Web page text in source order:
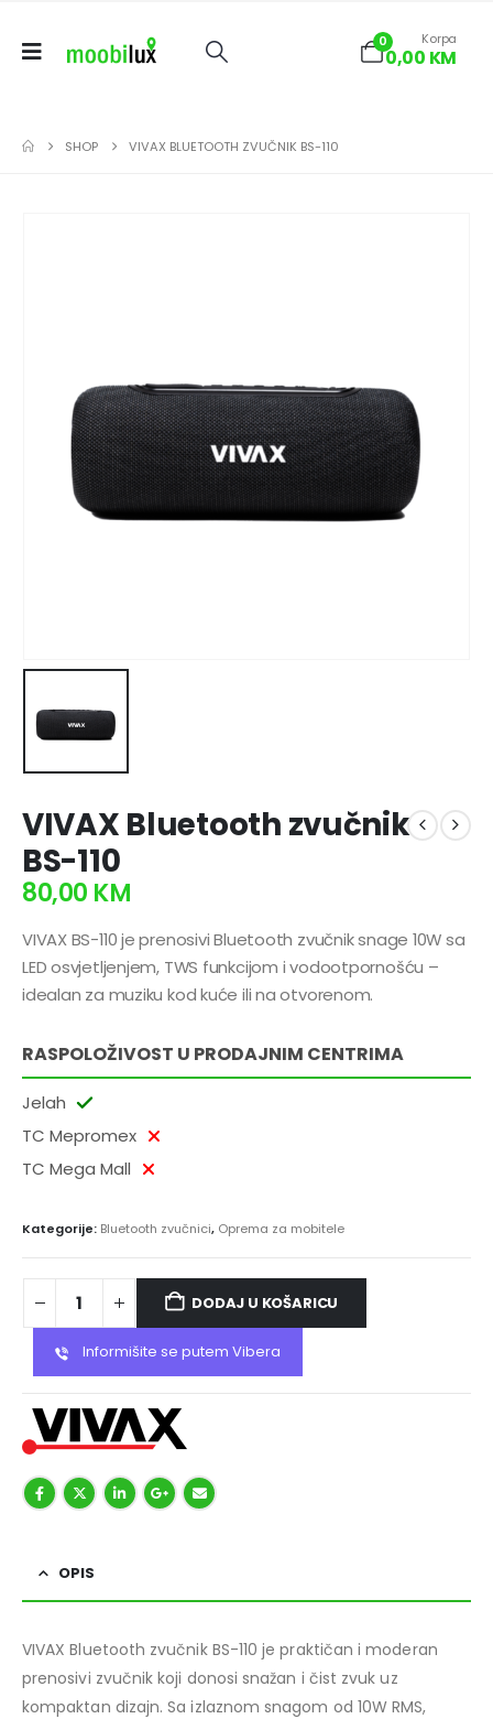
0 Korpa
0,00 KM
SHOP VIVAX BLUETOOTH ZVUČNIK BS-110
VIVAX Bluetooth zvučnik
BS-110
80,00 KM
VIVAX BS-110 je prenosivi Bluetooth zvučnik snage 10W sa
LED osvjetljenjem, TWS funkcijom i vodootpornošću –
idealan za muziku kod kuće ili na otvorenom.
RASPOLOŽIVOST U PRODAJNIM CENTRIMA
Jelah
TC Mepromex
TC Mega Mall
Kategorije: Bluetooth zvučnici, Oprema za mobitele
DODAJ U KOŠARICU
Informišite se putem Vibera
OPIS
VIVAX Bluetooth zvučnik BS-110 je praktičan i moderan
prenosivi zvučnik koji donosi snažan i čist zvuk uz
kompaktan dizajn. Sa izlaznom snagom od 10W RMS,